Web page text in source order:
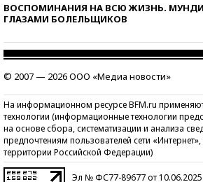
ВОСПОМИНАНИЯ НА ВСЮ ЖИЗНЬ.
ГЛАЗАМИ БОЛЕЛЬЩИКОВ
© 2007 — 2026 ООО «Медиа новости»
На информационном ресурсе BFM.ru
технологии (информационные технологии
на основе сбора, систематизации и анализа
предпочтениям пользователей сети
территории Российской Федерации)
Эл № ФС77-89677 от 10.06.2025